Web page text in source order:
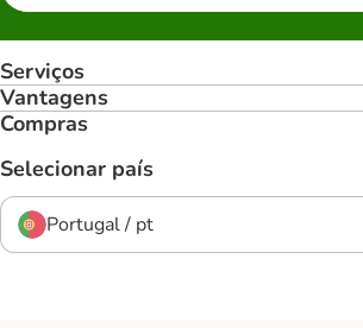
Serviços
Vantagens
Compras
Selecionar país
Portugal / pt